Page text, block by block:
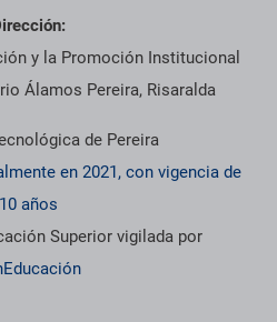
y la Promoción Institucional
Álamos Pereira, Risaralda
de Pereira
en 2021, con vigencia de
10 años
Superior vigilada por